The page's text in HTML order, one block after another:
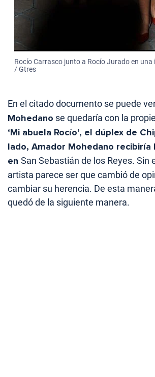
Rocío Carrasco junto a Rocío Jurado en una
/ Gtres
En el citado documento se puede
Mohedano se quedaría con la
‘Mi abuela Rocío’, el dúplex de
lado, Amador Mohedano recibiría
en San Sebastián de los Reyes. Sin
artista parece ser que cambió de
cambiar su herencia. De esta
quedó de la siguiente manera.